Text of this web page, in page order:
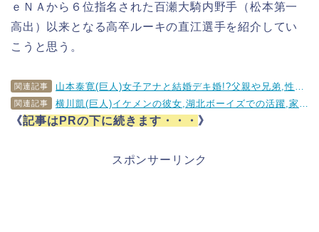
ｅＮＡから６位指名された百瀬大騎内野手（松本第一
高出）以来となる高卒ルーキの直江選手を紹介してい
こうと思う。
関連記事 山本泰寛(巨人)女子アナと結婚デキ婚!?父親や兄弟,性格,年俸,愛車等も徹底調査!!
関連記事 横川凱(巨人)イケメンの彼女,湖北ボーイズでの活躍,家族(父),球種球速,年俸を調査!!
《記事はPRの下に続きます・・・ 》
スポンサーリンク